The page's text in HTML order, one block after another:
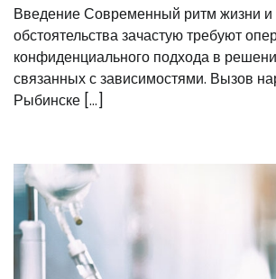
Введение Современный ритм жизни
обстоятельства зачастую требуют
конфиденциального подхода в
связанных с зависимостями. Вызов
Рыбинске […]